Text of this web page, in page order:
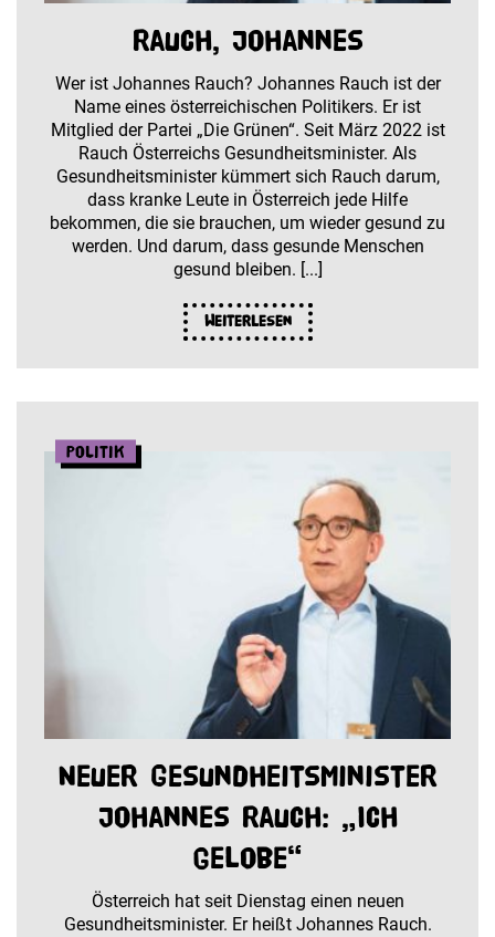
Rauch, Johannes
Wer ist Johannes Rauch? Johannes Rauch ist der
Name eines österreichischen Politikers. Er ist
Mitglied der Partei „Die Grünen“. Seit März 2022 ist
Rauch Österreichs Gesundheitsminister. Als
Gesundheitsminister kümmert sich Rauch darum,
dass kranke Leute in Österreich jede Hilfe
bekommen, die sie brauchen, um wieder gesund zu
werden. Und darum, dass gesunde Menschen
gesund bleiben. [...]
Weiterlesen
Politik
Neuer Gesundheitsminister
Johannes Rauch: „Ich
gelobe“
Österreich hat seit Dienstag einen neuen
Gesundheitsminister. Er heißt Johannes Rauch.